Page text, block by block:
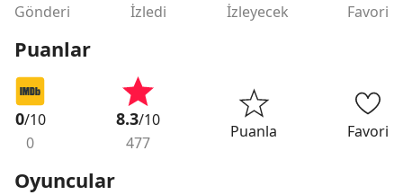
Gönderi İzledi İzleyecek Favori
Puanlar
0/10
0
8.3/10
477
Puanla Favori
Oyuncular